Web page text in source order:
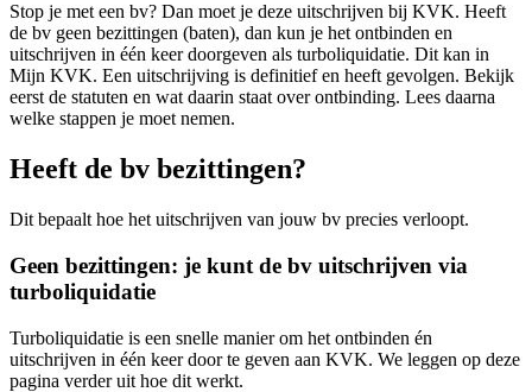
Stop je met een bv? Dan moet je deze uitschrijven bij KVK. Heeft
de bv geen bezittingen (baten), dan kun je het ontbinden en
uitschrijven in één keer doorgeven als turboliquidatie. Dit kan in
Mijn KVK. Een uitschrijving is definitief en heeft gevolgen. Bekijk
eerst de statuten en wat daarin staat over ontbinding. Lees daarna
welke stappen je moet nemen.
Heeft de bv bezittingen?
Dit bepaalt hoe het uitschrijven van jouw bv precies verloopt.
Geen bezittingen: je kunt de bv uitschrijven via
turboliquidatie
Turboliquidatie is een snelle manier om het ontbinden én
uitschrijven in één keer door te geven aan KVK. We leggen op deze
pagina verder uit hoe dit werkt.